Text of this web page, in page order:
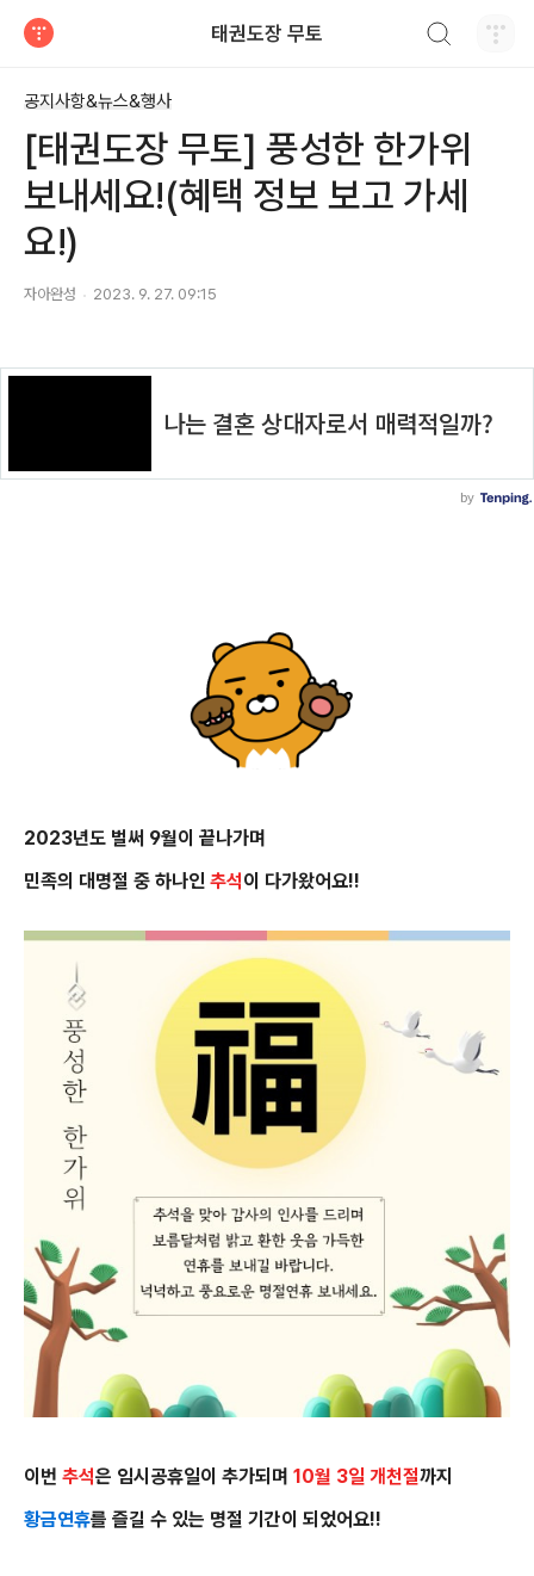
태권도장 무토
공지사항&뉴스&행사
[태권도장 무토] 풍성한 한가위
보내세요!(혜택 정보 보고 가세
요!)
자아완성 2023. 9. 27. 09:15
2023년도 벌써 9월이 끝나가며
민족의 대명절 중 하나인 추석이 다가왔어요!!
이번 추석은 임시공휴일이 추가되며 10월 3일 개천절까지
황금연휴를 즐길 수 있는 명절 기간이 되었어요!!